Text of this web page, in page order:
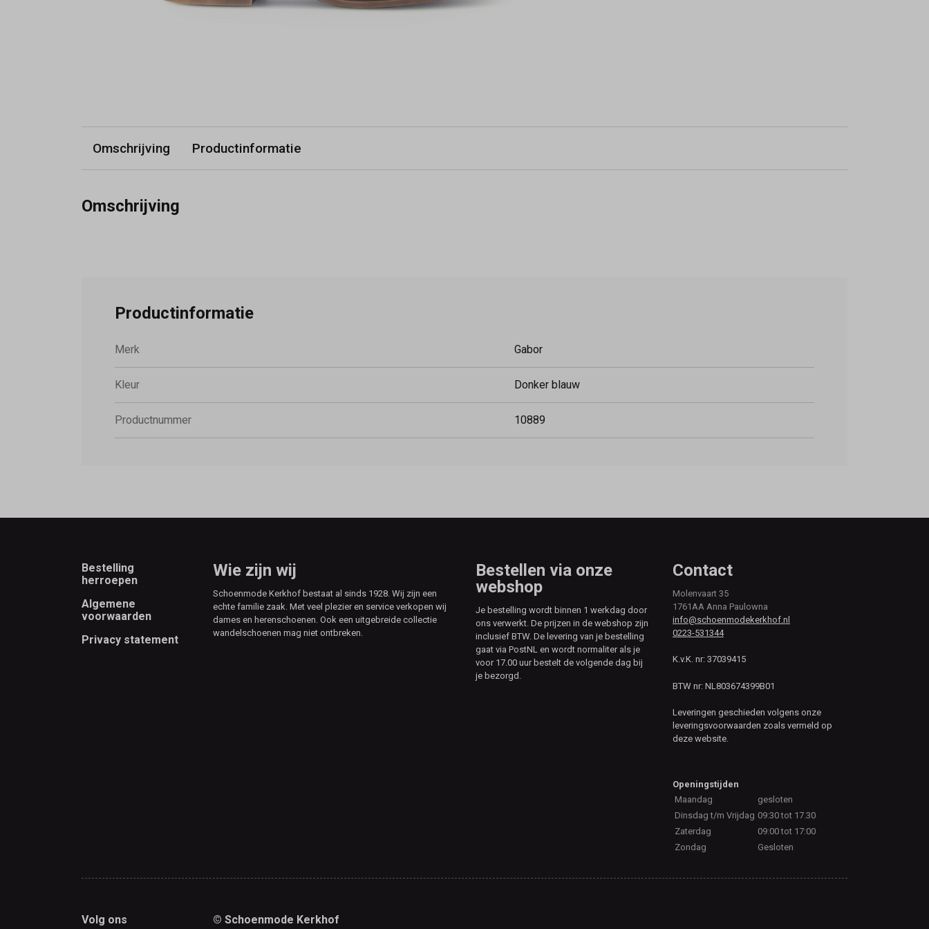
Omschrijving Productinformatie
Omschrijving
Productinformatie
Merk Gabor
Kleur Donker blauw
Productnummer 10889
Footer
Bestelling
herroepen
Algemene
voorwaarden
Privacy statement
Wie zijn wij
Schoenmode Kerkhof bestaat al sinds 1928. Wij zijn een
echte familie zaak. Met veel plezier en service verkopen wij
dames en herenschoenen. Ook een uitgebreide collectie
wandelschoenen mag niet ontbreken.
Bestellen via onze
webshop
Je bestelling wordt binnen 1 werkdag door
ons verwerkt. De prijzen in de webshop zijn
inclusief BTW. De levering van je bestelling
gaat via PostNL en wordt normaliter als je
voor 17.00 uur bestelt de volgende dag bij
je bezorgd.
Contact
Molenvaart 35
1761AA Anna Paulowna
info@schoenmodekerkhof.nl
0223-531344
K.v.K. nr: 37039415
BTW nr: NL803674399B01
Leveringen geschieden volgens onze
leveringsvoorwaarden zoals vermeld op
deze website.
Openingstijden
Maandag
gesloten
Dinsdag t/m Vrijdag 09:30 tot 17.30
Zaterdag
09:00 tot 17:00
Zondag
Gesloten
Volg ons © Schoenmode Kerkhof